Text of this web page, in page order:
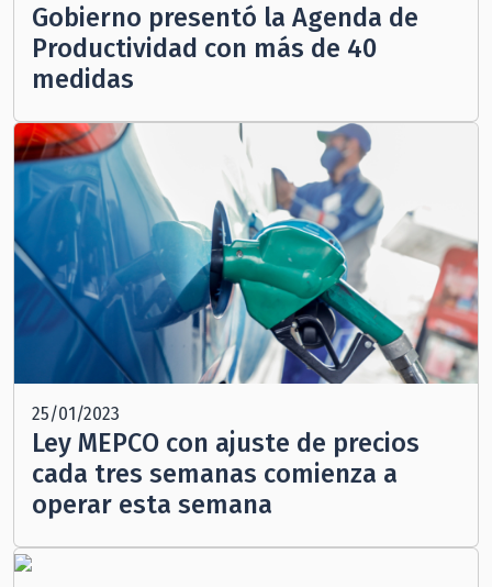
Gobierno presentó la Agenda de
Productividad con más de 40
medidas
25/01/2023
Ley MEPCO con ajuste de precios
cada tres semanas comienza a
operar esta semana